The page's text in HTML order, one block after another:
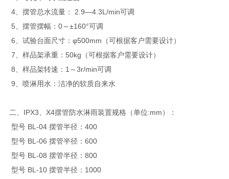
4、摆管总水流量： 2.9—4.3L/min可调
5、摆管摆幅：0～±160°可调
6、试验台面尺寸：φ500mm（可根据客户需要设计）
7、样品架承重：50kg（可根据客户需要设计）
8、样品架转速：1～3r/min可调
9、喷淋用水：洁净的软质自来水
二、IPX3、X4摆管防水淋雨装置规格（单位:mm）：
型号 BL-04 摆管半径：400
型号 BL-06 摆管半径：600
型号 BL-08 摆管半径：800
型号 BL-10 摆管半径：1000